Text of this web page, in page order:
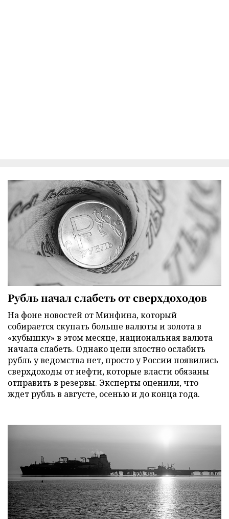
Рубль начал слабеть от сверхдоходов
На фоне новостей от Минфина, который
собирается скупать больше валюты и золота в
«кубышку» в этом месяце, национальная валюта
начала слабеть. Однако цели злостно ослабить
рубль у ведомства нет, просто у России появились
сверхдоходы от нефти, которые власти обязаны
отправить в резервы. Эксперты оценили, что
ждет рубль в августе, осенью и до конца года.